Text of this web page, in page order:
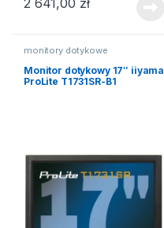
2 641,00 zł
monitory dotykowe
Monitor dotykowy 17″ iiyama
ProLite T1731SR-B1